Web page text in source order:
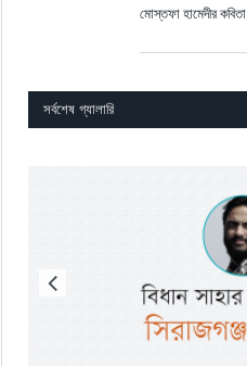
মোস্তফা হামেদীর কবিতা
সর্বশেষ গ্যালারি